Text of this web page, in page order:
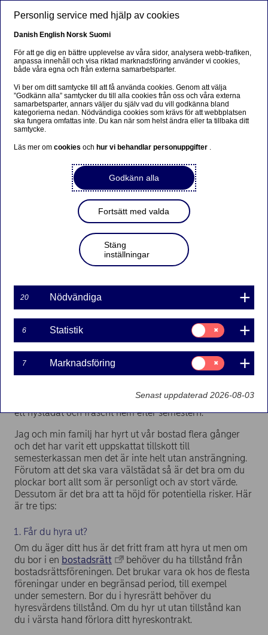
Sorry...
This page does not exist in your language. You will
be taken to a related page.
Stay on this page
Privatekonomi
Tre tips om du hyr ut din
bostad i sommar
Att hyra ut ett fritidshus, sitt eget bostadshus eller
lägenhet under sommaren är ett populärt sätt att dryga
ut semesterkassan. Vill det sig väl kan hela semestern
finansieras på det här sättet. Utöver pengarna finns
kan du även inkludera städning så kommer du hem till
ett nystädat och fräscht hem efter semestern.
Jag och min familj har hyrt ut vår bostad flera gånger
och det har varit ett uppskattat tillskott till
semesterkassan men det är inte helt utan ansträngning.
Förutom att det ska vara välstädat så är det bra om du
plockar bort allt som är personligt och av stort värde.
Dessutom är det bra att ta höjd för potentiella risker. Här
är tre tips:
1. Får du hyra ut?
Om du äger ditt hus är det fritt fram att hyra ut men om
du bor i en bostadsrätt
behöver du ha tillstånd från
bostadsrättsföreningen. Det brukar vara ok hos de flesta
föreningar under en begränsad period, till exempel
under semestern. Bor du i hyresrätt behöver du
hyresvärdens tillstånd. Om du hyr ut utan tillstånd kan
du i värsta hand förlora ditt hyreskontrakt.
Personlig service med hjälp av cookies
Danish English Norsk Suomi
För att ge dig en bättre upplevelse av våra sidor, analysera webb-trafiken,
anpassa innehåll och visa riktad marknadsföring använder vi cookies,
både våra egna och från externa samarbetsparter.
Vi ber om ditt samtycke till att få använda cookies. Genom att välja
”Godkänn alla” samtycker du till alla cookies från oss och våra externa
samarbetsparter, annars väljer du själv vad du vill godkänna bland
kategorierna nedan. Nödvändiga cookies som krävs för att webbplatsen
ska fungera omfattas inte. Du kan när som helst ändra eller ta tillbaka ditt
samtycke.
Läs mer omcookiesoch hur vi behandlar personuppgifter .
Godkänn alla
Fortsätt med valda
Stäng
inställningar
20 Nödvändiga
6 Statistik
Samtycke
för:
Statistik
7 Marknadsföring
Samtycke
för:
Marknadsföring
Senast uppdaterad 2026-08-03